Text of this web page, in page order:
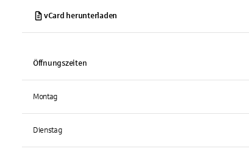
vCard herunterladen
Öffnungszeiten
Montag
Dienstag